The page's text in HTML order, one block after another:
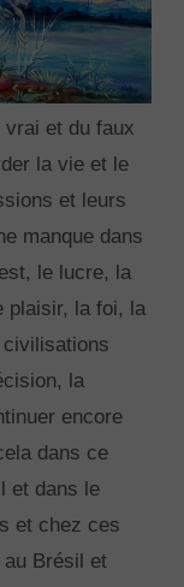
et du faux
la vie et le
et leurs
manque dans
le lucre, la
plaisir, la foi, la
la
encore
dans ce
et dans le
et chez ces
Brésil et